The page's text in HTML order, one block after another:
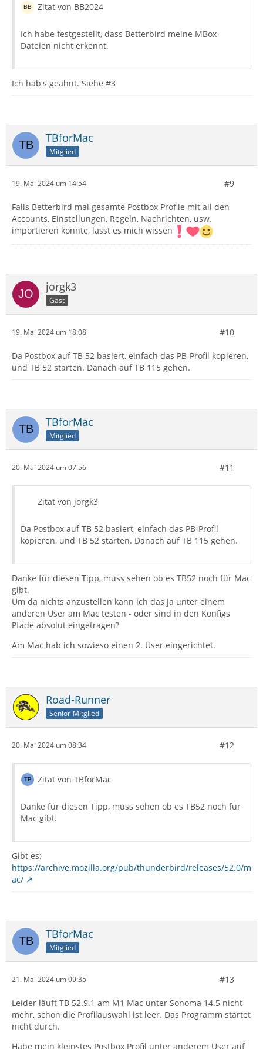
Zitat von BB2024
Ich habe festgestellt, dass Betterbird meine MBox-
Dateien nicht erkennt.
Ich hab's geahnt. Siehe #3
TBforMac
Mitglied
19. Mai 2024 um 14:54 #9
Falls Betterbird mal gesamte Postbox Profile mit all den
Accounts, Einstellungen, Regeln, Nachrichten, usw.
importieren könnte, lasst es mich wissen
jorgk3
Gast
19. Mai 2024 um 18:08 #10
Da Postbox auf TB 52 basiert, einfach das PB-Profil kopieren,
und TB 52 starten. Danach auf TB 115 gehen.
TBforMac
Mitglied
20. Mai 2024 um 07:56 #11
Zitat von jorgk3
Da Postbox auf TB 52 basiert, einfach das PB-Profil
kopieren, und TB 52 starten. Danach auf TB 115 gehen.
Danke für diesen Tipp, muss sehen ob es TB52 noch für Mac
gibt.
Um da nichts anzustellen kann ich das ja unter einem
anderen User am Mac testen - oder sind in den Konfigs
Pfade absolut eingetragen?
Am Mac hab ich sowieso einen 2. User eingerichtet.
Road-Runner
Senior-Mitglied
20. Mai 2024 um 08:34 #12
Zitat von TBforMac
Danke für diesen Tipp, muss sehen ob es TB52 noch für
Mac gibt.
Gibt es:
https://archive.mozilla.org/pub/thunderbird/releases/52.0/m
ac/
TBforMac
Mitglied
21. Mai 2024 um 09:35 #13
Leider läuft TB 52.9.1 am M1 Mac unter Sonoma 14.5 nicht
mehr, schon die Profilauswahl ist leer. Das Programm startet
nicht durch.
Habe mein kleinstes Postbox Profil unter anderem User auf